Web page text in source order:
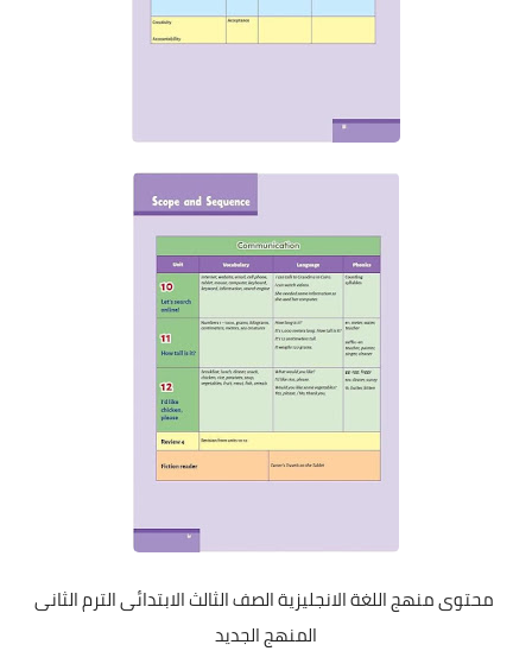
محتوى منهج اللغة الانجليزية الصف الثالث الابتدائى الترم الثانى
المنهج الجديد